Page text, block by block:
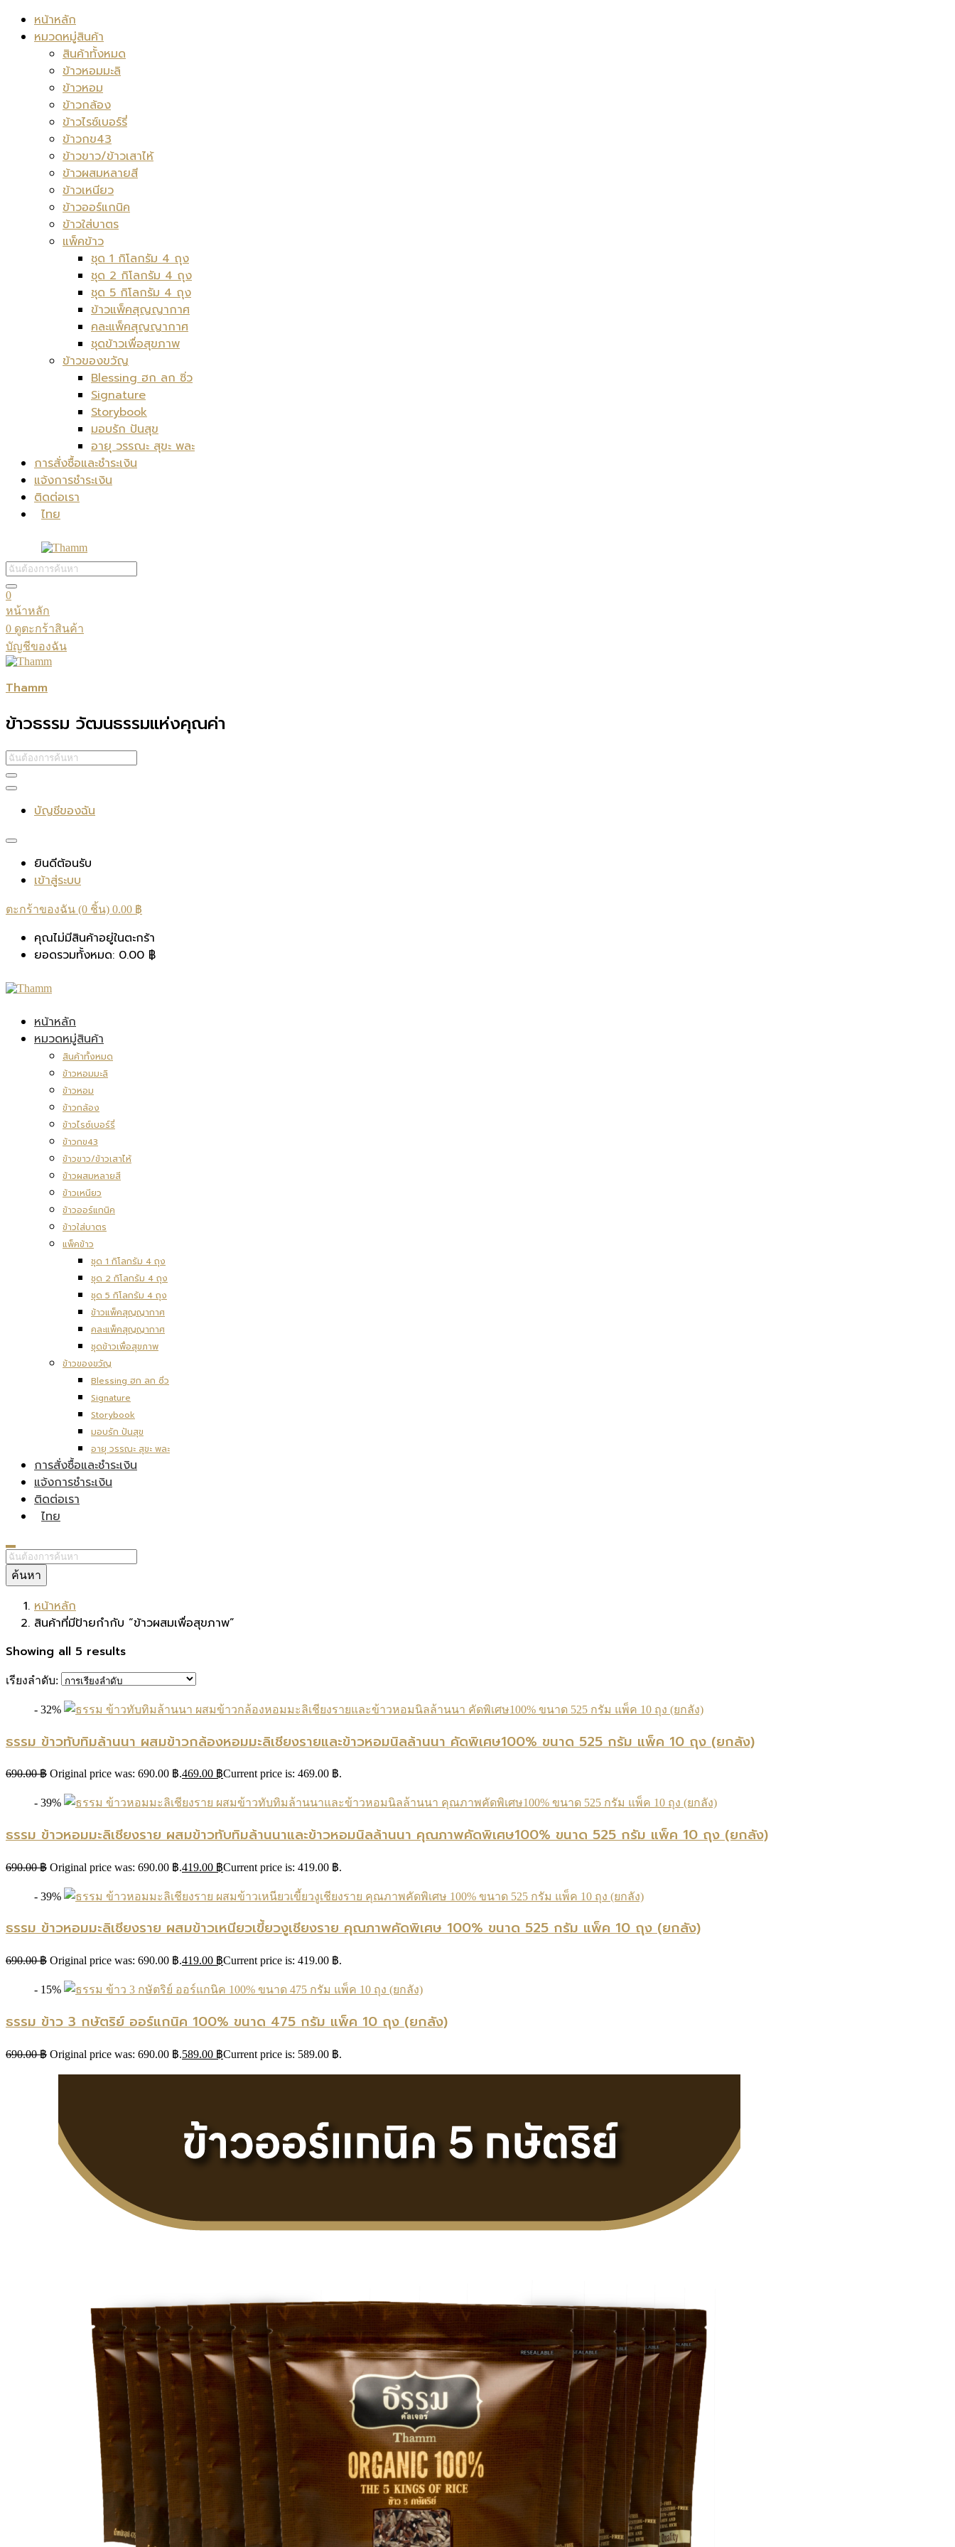
หน้าหลัก
หมวดหมู่สินค้า
สินค้าทั้งหมด
ข้าวหอมมะลิ
ข้าวหอม
ข้าวกล้อง
ข้าวไรซ์เบอร์รี่
ข้าวกข43
ข้าวขาว/ข้าวเสาไห้
ข้าวผสมหลายสี
ข้าวเหนียว
ข้าวออร์แกนิค
ข้าวใส่บาตร
แพ็คข้าว
ชุด 1 กิโลกรัม 4 ถุง
ชุด 2 กิโลกรัม 4 ถุง
ชุด 5 กิโลกรัม 4 ถุง
ข้าวแพ็คสุญญากาศ
คละแพ็คสุญญากาศ
ชุดข้าวเพื่อสุขภาพ
ข้าวของขวัญ
Blessing ฮก ลก ซิ่ว
Signature
Storybook
มอบรัก ปันสุข
อายุ วรรณะ สุขะ พละ
การสั่งซื้อและชำระเงิน
แจ้งการชำระเงิน
ติดต่อเรา
ไทย
0
หน้าหลัก
0 ดูตะกร้าสินค้า
บัญชีของฉัน
Thamm
ข้าวธรรม วัฒนธรรมแห่งคุณค่า
บัญชีของฉัน
ยินดีต้อนรับ
เข้าสู่ระบบ
ตะกร้าของฉัน (0 ชิ้น) 0.00 ฿
คุณไม่มีสินค้าอยู่ในตะกร้า
ยอดรวมทั้งหมด: 0.00 ฿
หน้าหลัก
หมวดหมู่สินค้า
สินค้าทั้งหมด
ข้าวหอมมะลิ
ข้าวหอม
ข้าวกล้อง
ข้าวไรซ์เบอร์รี่
ข้าวกข43
ข้าวขาว/ข้าวเสาไห้
ข้าวผสมหลายสี
ข้าวเหนียว
ข้าวออร์แกนิค
ข้าวใส่บาตร
แพ็คข้าว
ชุด 1 กิโลกรัม 4 ถุง
ชุด 2 กิโลกรัม 4 ถุง
ชุด 5 กิโลกรัม 4 ถุง
ข้าวแพ็คสุญญากาศ
คละแพ็คสุญญากาศ
ชุดข้าวเพื่อสุขภาพ
ข้าวของขวัญ
Blessing ฮก ลก ซิ่ว
Signature
Storybook
มอบรัก ปันสุข
อายุ วรรณะ สุขะ พละ
การสั่งซื้อและชำระเงิน
แจ้งการชำระเงิน
ติดต่อเรา
ไทย
ค้นหา
หน้าหลัก
สินค้าที่มีป้ายกำกับ “ข้าวผสมเพื่อสุขภาพ”
Showing all 5 results
เรียงลำดับ:
- 32%
ธรรม ข้าวทับทิมล้านนา ผสมข้าวกล้องหอมมะลิเชียงรายและข้าวหอมนิลล้านนา คัดพิเศษ100% ขนาด 525 กรัม แพ็ค 10 ถุง (ยกลัง)
690.00฿ Original price was: 690.00 ฿.469.00 ฿Current price is: 469.00 ฿.
- 39%
ธรรม ข้าวหอมมะลิเชียงราย ผสมข้าวทับทิมล้านนาและข้าวหอมนิลล้านนา คุณภาพคัดพิเศษ100% ขนาด 525 กรัม แพ็ค 10 ถุง (ยกลัง)
690.00฿ Original price was: 690.00 ฿.419.00 ฿Current price is: 419.00 ฿.
- 39%
ธรรม ข้าวหอมมะลิเชียงราย ผสมข้าวเหนียวเขี้ยวงูเชียงราย คุณภาพคัดพิเศษ 100% ขนาด 525 กรัม แพ็ค 10 ถุง (ยกลัง)
690.00฿ Original price was: 690.00 ฿.419.00 ฿Current price is: 419.00 ฿.
- 15%
ธรรม ข้าว 3 กษัตริย์ ออร์แกนิค 100% ขนาด 475 กรัม แพ็ค 10 ถุง (ยกลัง)
690.00฿ Original price was: 690.00 ฿.589.00 ฿Current price is: 589.00 ฿.